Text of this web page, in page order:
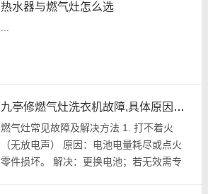
卸复杂部件。 美的燃气热水器常...
热水器与燃气灶怎么选
九亭修燃气灶洗衣机故障,具体原因和详细解决方法
燃气灶常见故障及解决方法 1. 打不着火
（无放电声） 原因：电池电量耗尽或点火
零件损坏。 解决：更换电池；若无效需专